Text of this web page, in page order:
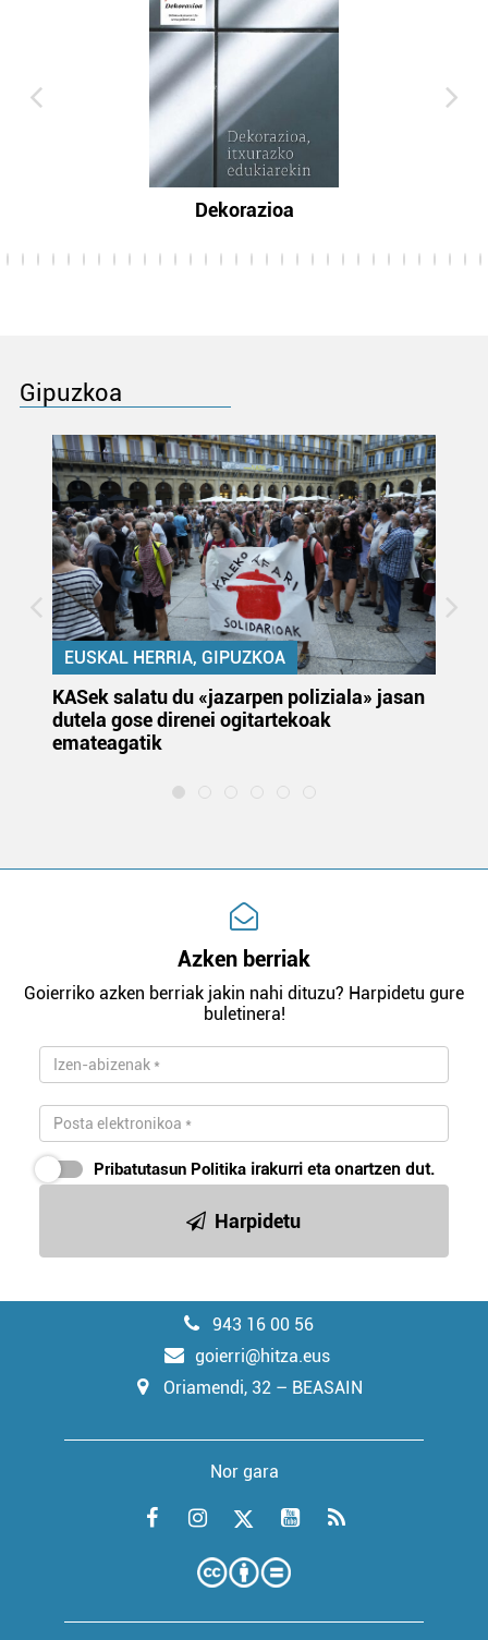
Dekorazioa
Gipuzkoa
EUSKAL HERRIA, GIPUZKOA
KASek salatu du «jazarpen poliziala» jasan
dutela gose direnei ogitartekoak
emateagatik
Azken berriak
Goierriko azken berriak jakin nahi dituzu? Harpidetu gure
buletinera!
Pribatutasun Politika irakurri eta onartzen dut.
Harpidetu
943 16 00 56
goierri@hitza.eus
Oriamendi, 32 – BEASAIN
Nor gara